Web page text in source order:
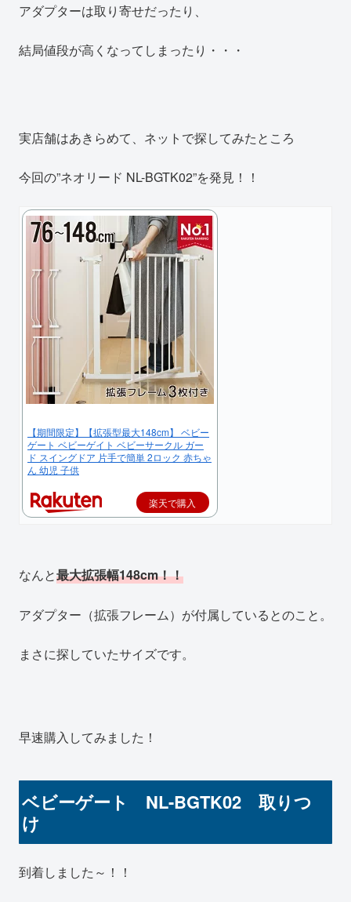
アダプターは取り寄せだったり、
結局値段が高くなってしまったり・・・
実店舗はあきらめて、ネットで探してみたところ
今回の”ネオリード NL-BGTK02”を発見！！
【期間限定】【拡張型最大148cm】 ベビー
ゲート ベビーゲイト ベビーサークル ガー
ド スイングドア 片手で簡単 2ロック 赤ちゃ
ん 幼児 子供
楽天で購入
なんと最大拡張幅148cm！！
アダプター（拡張フレーム）が付属しているとのこと。
まさに探していたサイズです。
早速購入してみました！
ベビーゲート NL-BGTK02 取りつ
け
到着しました～！！